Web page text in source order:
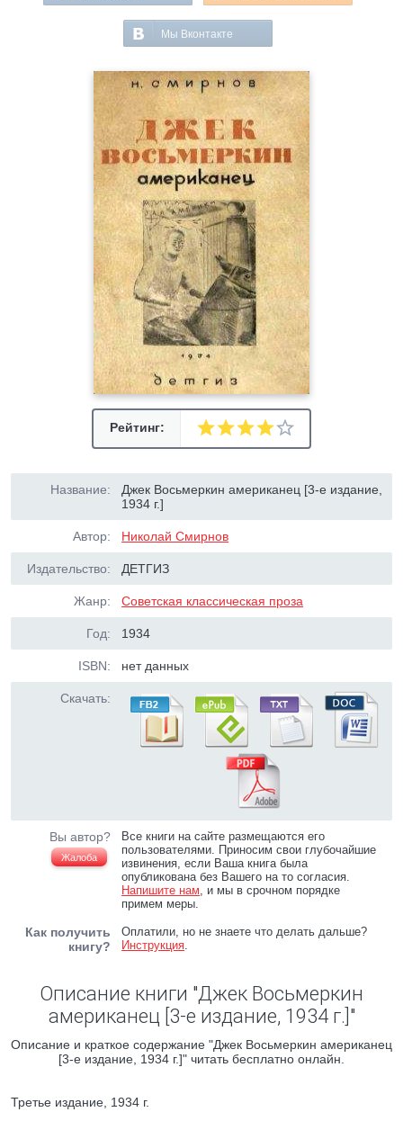
Мы Вконтакте
Рейтинг:
Название:
Джек Восьмеркин американец [3-е издание,
1934 г.]
Автор: Николай Смирнов
Издательство: ДЕТГИЗ
Жанр: Советская классическая проза
Год: 1934
ISBN: нет данных
Скачать:
Вы автор?
Жалоба
Все книги на сайте размещаются его
пользователями. Приносим свои глубочайшие
извинения, если Ваша книга была
опубликована без Вашего на то согласия.
Напишите нам, и мы в срочном порядке
примем меры.
Как получить
книгу?
Оплатили, но не знаете что делать дальше?
Инструкция.
Описание книги "Джек Восьмеркин
американец [3-е издание, 1934 г.]"
Описание и краткое содержание "Джек Восьмеркин американец
[3-е издание, 1934 г.]" читать бесплатно онлайн.
Третье издание, 1934 г.